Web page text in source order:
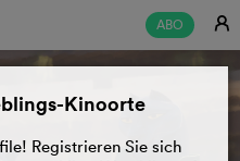
ABO E
Kinoorte
Registrieren Sie sich